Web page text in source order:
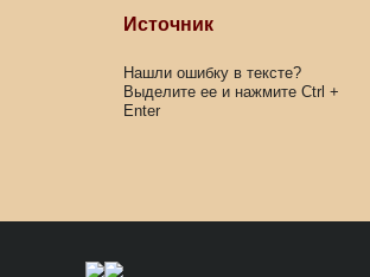
Источник
Нашли ошибку в тексте?
Выделите ее и нажмите Ctrl +
Enter